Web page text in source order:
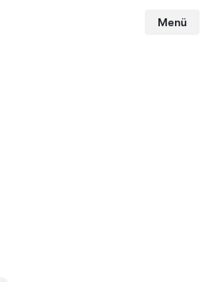
Menü